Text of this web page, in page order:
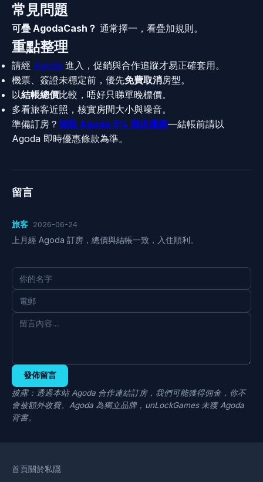
常見問題
可疊 AgodaCash？ 通常擇一，看疊加規則。
重點整理
請經 Agoda 進入，促銷與合作追蹤才易正確套用。
機票、簽證未穩定前，優先免費取消房型。
以結帳總價比較，唔好只睇單晚標價。
多看旅客近照，核實房間大小與噪音。
準備訂房？ 領取 Agoda 5% 酒店優惠—結帳前請以
Agoda 即時優惠條款為準。
留言
旅客 2026-06-24
上月經 Agoda 訂房，總價與結帳一致，入住順利。
發佈留言
披露：透過本站 Agoda 合作連結訂房，我們可能獲得佣金，你不
會被額外收費。Agoda 為獨立品牌，unLockGames 未獲 Agoda
背書。
首頁關於私隱